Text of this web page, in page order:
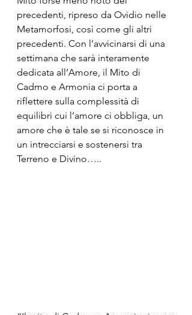
precedenti, ripreso da Ovidio nelle
Metamorfosi, così come gli altri
precedenti. Con l’avvicinarsi di una
settimana che sarà interamente
dedicata all’Amore, il Mito di
Cadmo e Armonia ci porta a
riflettere sulla complessità di
equilibri cui l’amore ci obbliga, un
amore che è tale se si riconosce in
un intrecciarsi e sostenersi tra
Terreno e Divino…..